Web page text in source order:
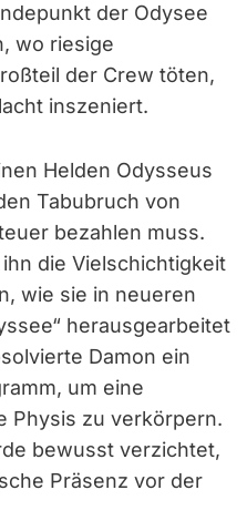
der Odysee
wo riesige
der Crew töten,
inszeniert.
Helden Odysseus
Tabubruch von
bezahlen muss.
die Vielschichtigkeit
wie sie in neueren
herausgearbeitet
Damon ein
um eine
Physis zu verkörpern.
bewusst verzichtet,
Präsenz vor der